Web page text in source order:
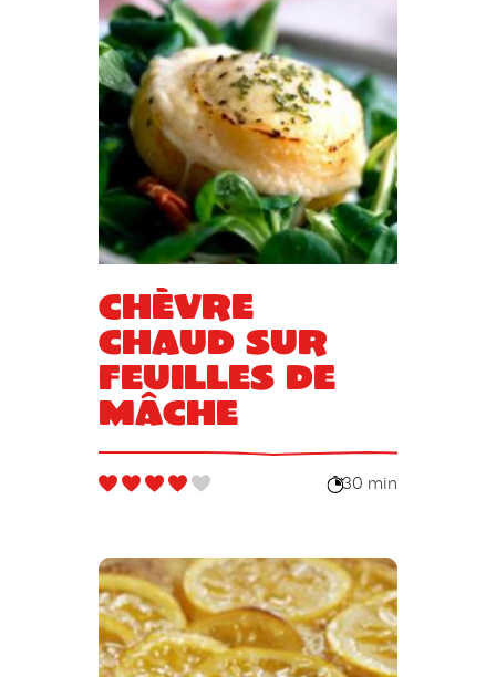
Chèvre
chaud sur
feuilles de
mâche
30 min